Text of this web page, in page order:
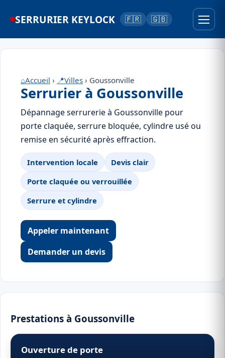
SERRURIER KEYLOCK 🇫🇷 🇬🇧
⌂Accueil › 📍Villes › Goussonville
Serrurier à Goussonville
Dépannage serrurerie à Goussonville pour
porte claquée, serrure bloquée, cylindre usé ou
remise en sécurité après effraction.
Intervention locale
Devis clair
Porte claquée ou verrouillée
Serrure et cylindre
Appeler maintenant
Demander un devis
Prestations à Goussonville
Ouverture de porte